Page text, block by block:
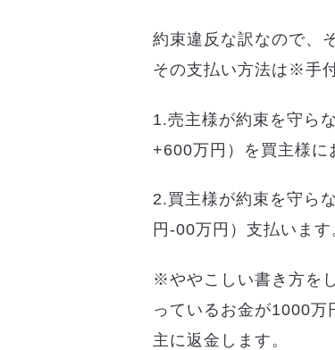
約束違反な訳なので、
その支払い方法は※手
1.売主様が約束を守ら
+600万円）を買主様に
2.買主様が約束を守ら
円-00万円）支払います
※ややこしい書き方を
っているお金が1000万
主に返金します。